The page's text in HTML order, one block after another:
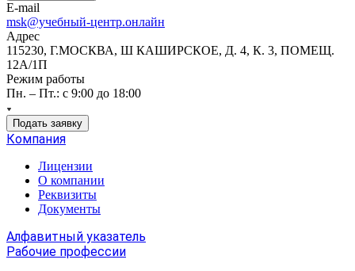
E-mail
msk@учебный-центр.онлайн
Адрес
115230, Г.МОСКВА, Ш КАШИРСКОЕ, Д. 4, К. 3, ПОМЕЩ.
12А/1П
Режим работы
Пн. – Пт.: с 9:00 до 18:00
Подать заявку
Компания
Лицензии
О компании
Реквизиты
Документы
Алфавитный указатель
Рабочие профессии